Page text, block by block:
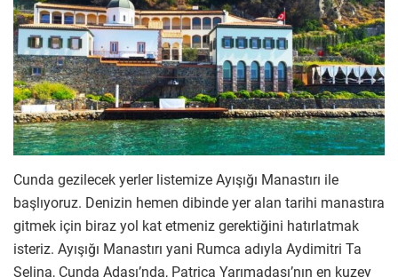
Cunda gezilecek yerler listemize Ayışığı Manastırı ile
başlıyoruz. Denizin hemen dibinde yer alan tarihi manastıra
gitmek için biraz yol kat etmeniz gerektiğini hatırlatmak
isteriz. Ayışığı Manastırı yani Rumca adıyla Aydimitri Ta
Selina, Cunda Adası’nda, Patriça Yarımadası’nın en kuzey